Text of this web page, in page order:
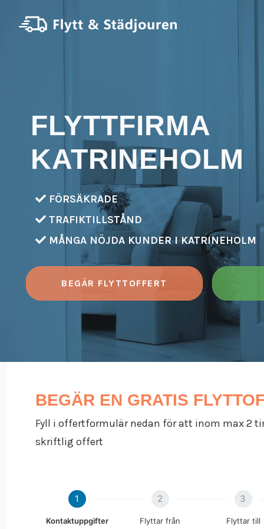
FLYTTFIRMA
KATRINEHOLM
FÖRSÄKRADE
TRAFIKTILLSTÅND
MÅNGA NÖJDA KUNDER I KATRINEHOLM
BEGÄR FLYTTOFFERT
BEGÄR EN GRATIS
Fyll i offertformulär nedan för att inom max 2
skriftlig offert
1
Kontaktuppgifter
2
Flyttar från
3
Flyttar till